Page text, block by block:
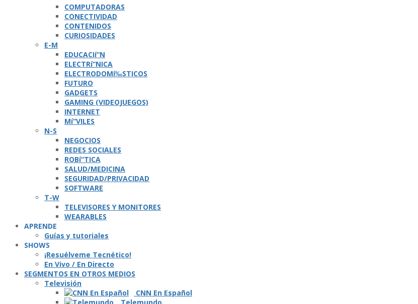
COMPUTADORAS
CONECTIVIDAD
CONTENIDOS
CURIOSIDADES
E-M
EDUCACIí“N
ELECTRí“NICA
ELECTRODOMí‰STICOS
FUTURO
GADGETS
GAMING (VIDEOJUEGOS)
INTERNET
Mí“VILES
N-S
NEGOCIOS
REDES SOCIALES
ROBí“TICA
SALUD/MEDICINA
SEGURIDAD/PRIVACIDAD
SOFTWARE
T-W
TELEVISORES Y MONITORES
WEARABLES
APRENDE
Guí­as y tutoriales
SHOWS
¡Resuélveme Tecnético!
En Vivo / En Directo
SEGMENTOS EN OTROS MEDIOS
Televisión
CNN En Español